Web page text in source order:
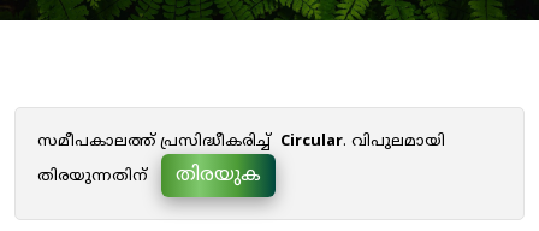
സമീപകാലത്ത് പ്രസിദ്ധീകരിച്ച് Circular. വിപുലമായി
തിരയുന്നതിന്
തിരയുക